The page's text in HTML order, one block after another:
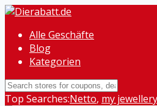
Alle Geschäfte
Blog
Kategorien
Top Searches:Netto, my jewellery